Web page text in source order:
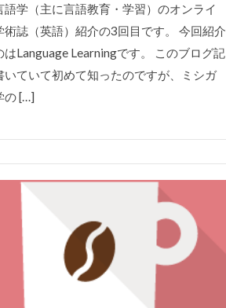
語学（主に言語教育・学習）のオンライ
術誌（英語）紹介の3回目です。 今回紹介
はLanguage Learningです。 このブログ記
いていて初めて知ったのですが、ミシガ
の […]